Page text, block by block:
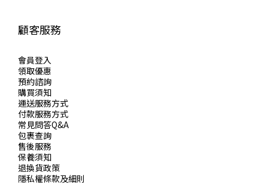
顧客服務
會員登入
領取優惠
預約諮詢
購買須知
運送服務方式
付款服務方式
常見問答Q&A
包裹查詢
售後服務
保養須知
退換貨政策
隱私權條款及細則